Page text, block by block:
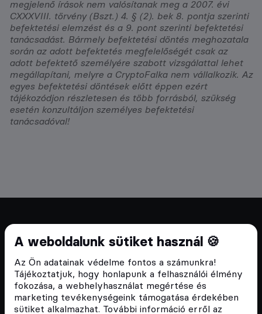
A weboldalunk sütiket használ 🍪
Az Ön adatainak védelme fontos a számunkra!
Tájékoztatjuk, hogy honlapunk a felhasználói élmény
fokozása, a webhelyhasználat megértése és
marketing tevékenységeink támogatása érdekében
sütiket alkalmazhat. További információ erről az
megjelenő írások nem valósítanak meg a 2007. évi
CXXXVIII. törvény (Bszt.) 4. § (2). bek 8. pontja szerinti
befektetési elemzést és a 9. pont szerinti befektetési
tanácsadást. Bármely befektetési döntés meghozatala
során az adott befektetés megfelelőségét csak az
adott befektető személyére szabott vizsgálattal lehet
megállapítani, melyre a CryptoFalka nem vállalkozik. Az
egyes befektetési döntések előtt éppen ezért
tájékozódjon részletesen és több forrásból, szükség
esetén konzultáljon személyes befektetési
tanácsadóval!
Cryptofalka 2018 óta
Szívünkön viseljük a blokklánc technológia
népszerűsítését Magyarországon, ezért 2018 óta a
Cryptofalka célja, hogy biztosítsa a hazai közösség
és vállalatok digitális oktatását és fejlődését.